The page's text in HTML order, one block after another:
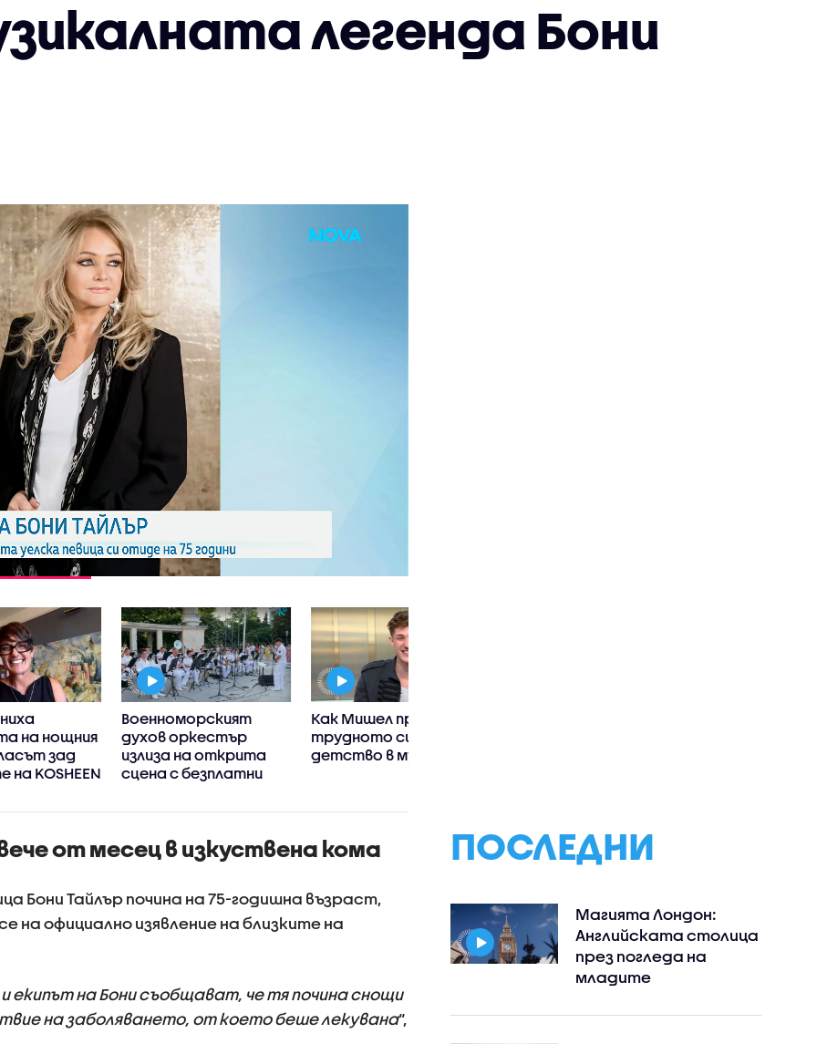
легенда Бони
на нощния
зад
на KOSHEEN
Военноморският
духов оркестър
излиза на открита
сцена с безплатни
Как Мишел превърна
трудното си
детство в музика
от месец в изкуствена кома
Бони Тайлър почина на 75-годишна възраст,
на официално изявление на близките на
екипът на Бони съобщават, че тя почина снощи
на заболяването, от което беше лекувана“,
ПОСЛЕДНИ
Магията Лондон:
Английската столица
през погледа на
младите